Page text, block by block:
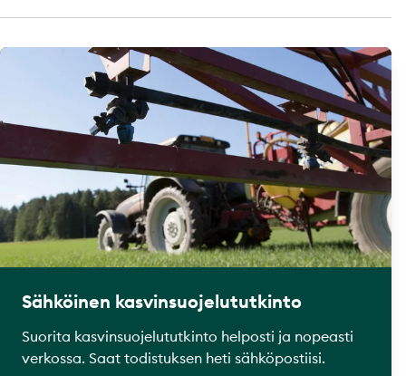
Sähköinen kasvinsuojelututkinto
Suorita kasvinsuojelututkinto helposti ja nopeasti
verkossa. Saat todistuksen heti sähköpostiisi.